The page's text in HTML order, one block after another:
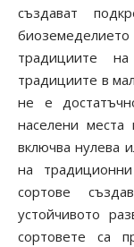
създават
традициите
традициите в
не е
населени
включва нулева
на
сортове
устойчивото
сортовете са